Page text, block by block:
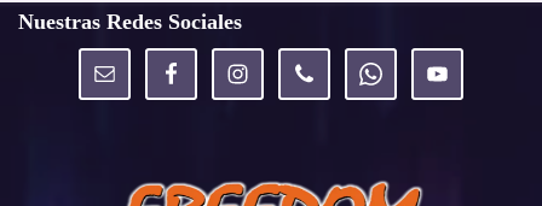
Nuestras Redes Sociales